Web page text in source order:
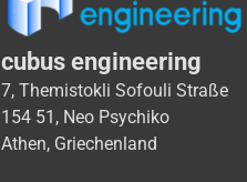
cubus engineering
7, Themistokli Sofouli Straße
154 51, Neo Psychiko
Athen, Griechenland